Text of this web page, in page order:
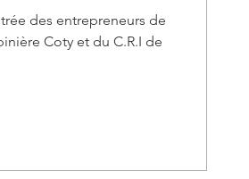
des entrepreneurs de
Coty et du C.R.I de